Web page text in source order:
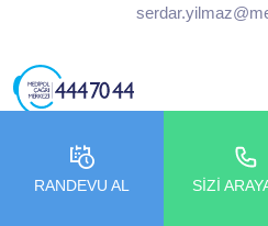
RANDEVU AL SİZİ